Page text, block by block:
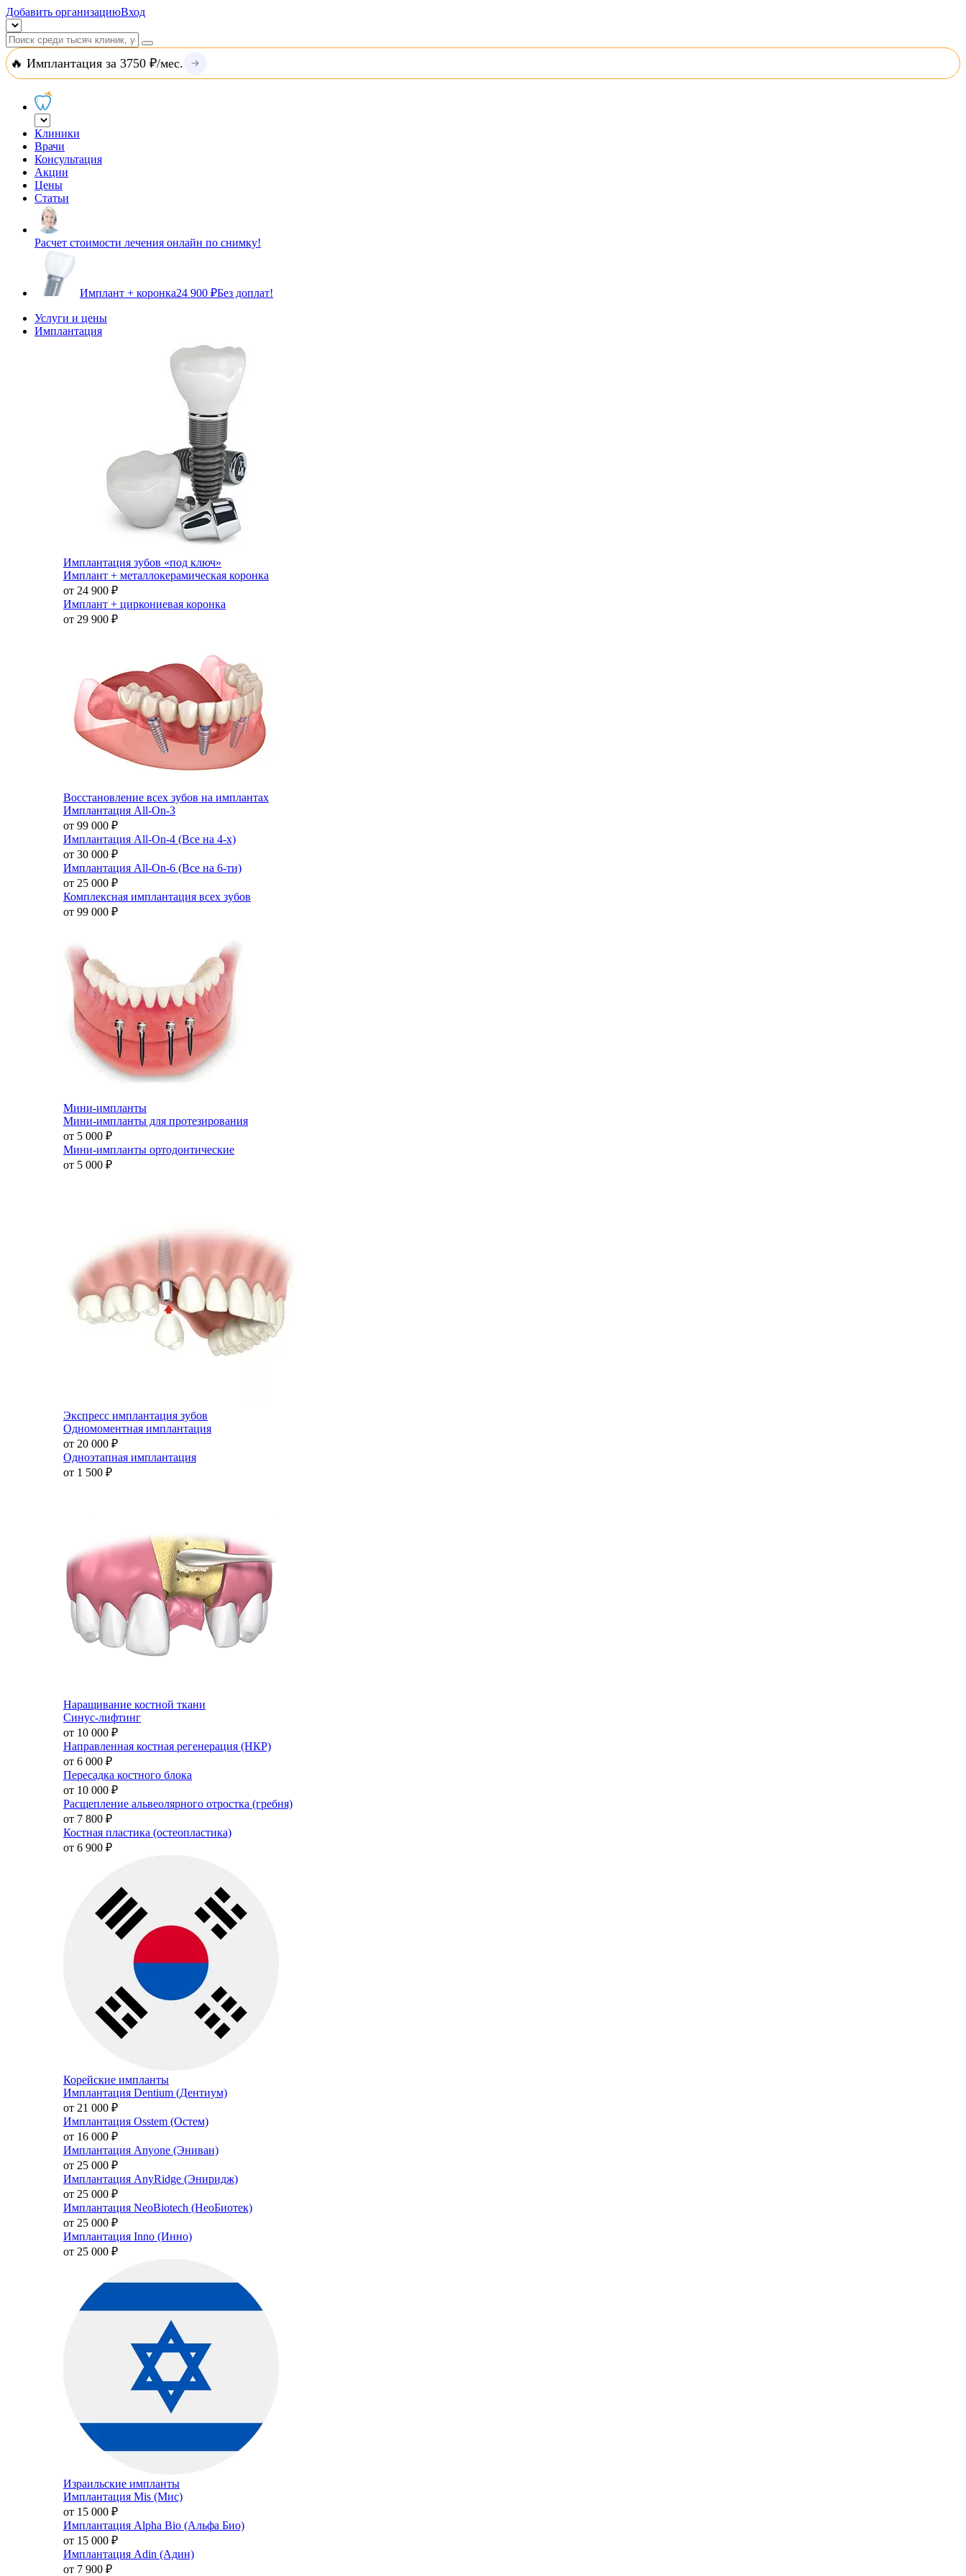
Добавить организациюВход
🔥 Имплантация за 3750 ₽/мес.
Клиники
Врачи
Консультация
Акции
Цены
Статьи
Расчет стоимости лечения онлайн по снимку!
Имплант + коронка24 900 ₽Без доплат!
Услуги и цены
Имплантация
Имплантация зубов «под ключ»
Имплант + металлокерамическая коронка
от 24 900 ₽
Имплант + циркониевая коронка
от 29 900 ₽
Восстановление всех зубов на имплантах
Имплантация All-On-3
от 99 000 ₽
Имплантация All-On-4 (Все на 4-х)
от 30 000 ₽
Имплантация All-On-6 (Все на 6-ти)
от 25 000 ₽
Комплексная имплантация всех зубов
от 99 000 ₽
Мини-импланты
Мини-импланты для протезирования
от 5 000 ₽
Мини-импланты ортодонтические
от 5 000 ₽
Экспресс имплантация зубов
Одномоментная имплантация
от 20 000 ₽
Одноэтапная имплантация
от 1 500 ₽
Наращивание костной ткани
Синус-лифтинг
от 10 000 ₽
Направленная костная регенерация (НКР)
от 6 000 ₽
Пересадка костного блока
от 10 000 ₽
Расщепление альвеолярного отростка (гребня)
от 7 800 ₽
Костная пластика (остеопластика)
от 6 900 ₽
Корейские импланты
Имплантация Dentium (Дентиум)
от 21 000 ₽
Имплантация Osstem (Остем)
от 16 000 ₽
Имплантация Anyone (Эниван)
от 25 000 ₽
Имплантация AnyRidge (Эниридж)
от 25 000 ₽
Имплантация NeoBiotech (НеоБиотек)
от 25 000 ₽
Имплантация Inno (Инно)
от 25 000 ₽
Израильские импланты
Имплантация Mis (Мис)
от 15 000 ₽
Имплантация Alpha Bio (Альфа Био)
от 15 000 ₽
Имплантация Adin (Адин)
от 7 900 ₽